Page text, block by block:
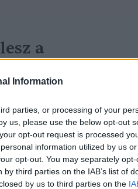
Information
parties, or processing of your
us, please use the below opt-out
opt-out request is processed
information utilized by us
opt-out. You may separately
third parties on the IAB’s list of
by us to third parties on the
a